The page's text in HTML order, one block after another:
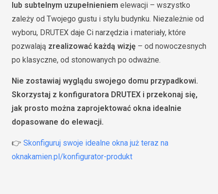
lub subtelnym uzupełnieniem elewacji – wszystko
zależy od Twojego gustu i stylu budynku. Niezależnie od
wyboru, DRUTEX daje Ci narzędzia i materiały, które
pozwalają zrealizować każdą wizję – od nowoczesnych
po klasyczne, od stonowanych po odważne.
Nie zostawiaj wyglądu swojego domu przypadkowi.
Skorzystaj z konfiguratora DRUTEX i przekonaj się,
jak prosto można zaprojektować okna idealnie
dopasowane do elewacji.
👉 Skonfiguruj swoje idealne okna już teraz na
oknakamien.pl/konfigurator-produkt